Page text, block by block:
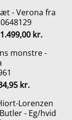
kr..
pris
er:
65,00 kr..
- Verona fra
Den
kr..
1.499,00 kr.Den
pris
monstre -
kr.Den
pris
er:
Lorenzen
- Eg/hvid